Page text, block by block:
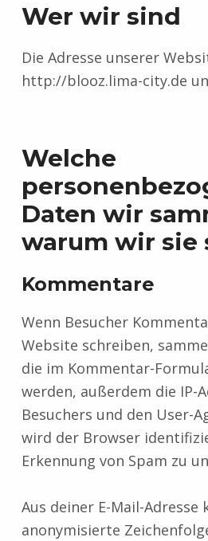
Wer wir sind
Die Adresse unserer
http://blooz.lima-city.de
Welche
Daten wir
warum wir sie
Kommentare
Wenn Besucher
Website schreiben,
die im Kommentar-
werden, außerdem die IP-
Besuchers und den User-
wird der Browser
Erkennung von Spam zu
Aus deiner E-Mail-Adresse
anonymisierte